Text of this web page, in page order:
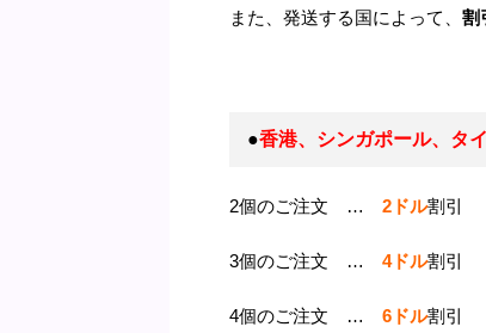
また、発送する国によって、 割
●香港、シンガポール、タイ
2個のご注文 … 2ドル割引
3個のご注文 … 4ドル割引
4個のご注文 … 6ドル割引